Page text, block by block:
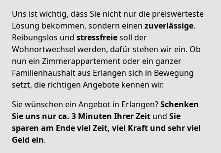
Uns ist wichtig, dass Sie nicht nur die preiswerteste
Lösung bekommen, sondern einen zuverlässige.
Reibungslos und stressfreiesoll der
Wohnortwechsel werden, dafür stehen wir ein. Ob
nun ein Zimmerappartement oder ein ganzer
Familienhaushalt aus Erlangen sich in Bewegung
setzt, die richtigen Angebote kennen wir.
Sie wünschen ein Angebot in Erlangen?Schenken
Sie uns nur ca. 3 Minuten Ihrer Zeit und Sie
sparen am Ende viel Zeit, viel Kraft und sehr viel
Geld ein.